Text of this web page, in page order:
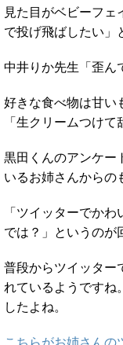
見た目がベビーフェ
で投げ飛ばしたい」
中井りか先生「歪ん
好きな食べ物は甘い
「生クリームつけて
黒田くんのアンケー
いるお姉さんからの
「ツイッターでか
では？」というのが
普段からツイッター
れているようですね
したよね。
こちらがお姉さんの